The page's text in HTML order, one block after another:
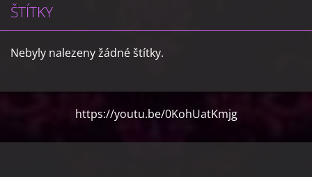
ŠTÍTKY
Nebyly nalezeny žádné štítky.
https://youtu.be/0KohUatKmjg